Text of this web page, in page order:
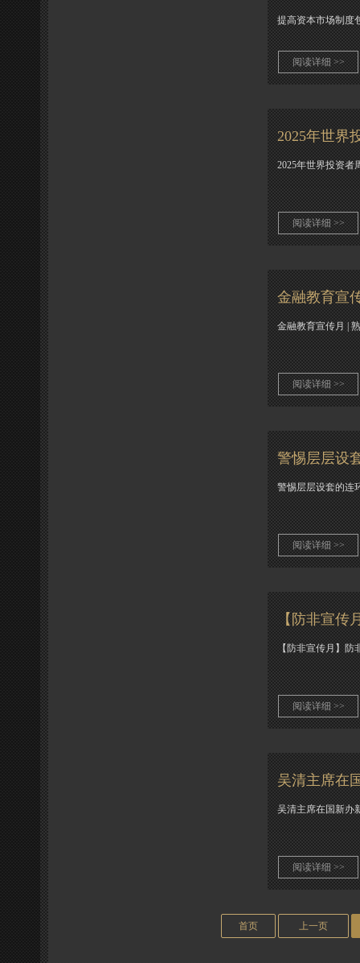
提高资本市场制度
阅读详细 >>
2025年世界
2025年世界投资者
阅读详细 >>
金融教育宣
金融教育宣传月 |
阅读详细 >>
警惕层层设
警惕层层设套的连
阅读详细 >>
【防非宣传
【防非宣传月】防
阅读详细 >>
吴清主席在
吴清主席在国新办
阅读详细 >>
首页 上一页